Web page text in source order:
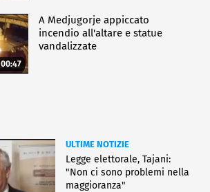
00:47
A Medjugorje appiccato
incendio all'altare e statue
vandalizzate
ULTIME NOTIZIE
Legge elettorale, Tajani:
"Non ci sono problemi nella
maggioranza"